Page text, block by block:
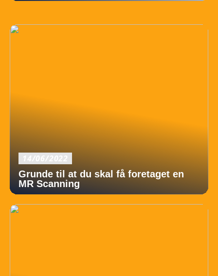
14/06/2022
Grunde til at du skal få foretaget en
MR Scanning